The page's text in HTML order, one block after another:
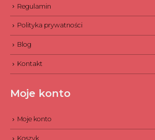
Regulamin
Polityka prywatności
Blog
Kontakt
Moje konto
Moje konto
Koszyk